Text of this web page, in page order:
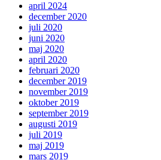
april 2024
december 2020
juli 2020
juni 2020
maj 2020
april 2020
februari 2020
december 2019
november 2019
oktober 2019
september 2019
augusti 2019
juli 2019
maj 2019
mars 2019